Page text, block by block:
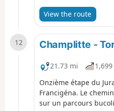
départ de Vaudey est
traversez une
et forêts qui nous
Seveux avec la Saône
découvrez « la Tour »
Salon. Puis
vous cheminez au
rencontre de
Denèvre,Framont
View the route
12 Champlitte -
21.73 mi
Onzième étape du
Francigéna. Le
sur un parcours